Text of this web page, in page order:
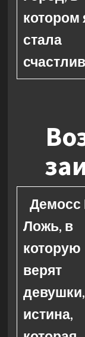
котором
стала
Демосс
Ложь, в
которую
верят
истина,